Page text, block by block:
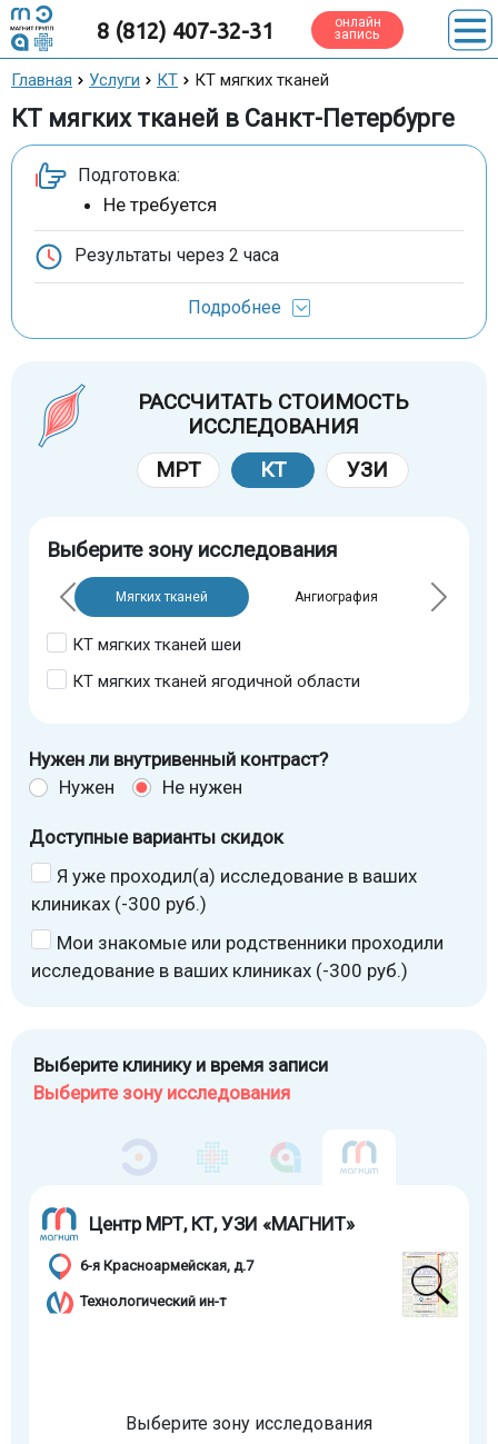
8 (812) 407-32-31 онлайн
запись
Главная Услуги КТ КТ мягких тканей
КТ мягких тканей в Санкт-Петербурге
РАССЧИТАТЬ СТОИМОСТЬ
ИССЛЕДОВАНИЯ
МРТ
КТ УЗИ
Выберите зону исследования
Мягких тканей Ангиография
КТ мягких тканей шеи
КТ мягких тканей ягодичной области
Нужен ли внутривенный контраст?
Нужен
Не нужен
Доступные варианты скидок
Я уже проходил(а) исследование в ваших
клиниках (-300 руб.)
Мои знакомые или родственники проходили
исследование в ваших клиниках (-300 руб.)
Подготовка:
Не требуется
Результаты через 2 часа
Подробнее
Выберите клинику и время записи
Выберите зону исследования
Центр МРТ, КТ, УЗИ «МАГНИТ»
6-я Красноармейская, д.7
Технологический ин-т
Выберите зону исследования